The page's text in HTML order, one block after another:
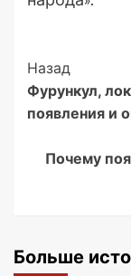
Post
Назад
Фурункул,
появления и
Почему
Больше